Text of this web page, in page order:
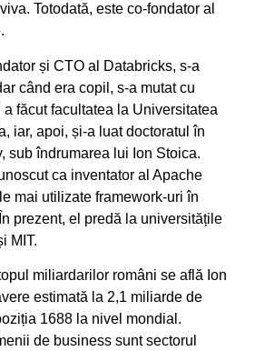
Totodată, este co-fondator al
și CTO al Databricks, s-a
când era copil, s-a mutat cu
făcut facultatea la Universitatea
iar, apoi, și-a luat doctoratul în
sub îndrumarea lui Ion Stoica.
ca inventator al Apache
mai utilizate framework-uri în
prezent, el predă la universitățile
MIT.
miliardarilor români se află Ion
estimată la 2,1 miliarde de
1688 la nivel mondial.
de business sunt sectorul